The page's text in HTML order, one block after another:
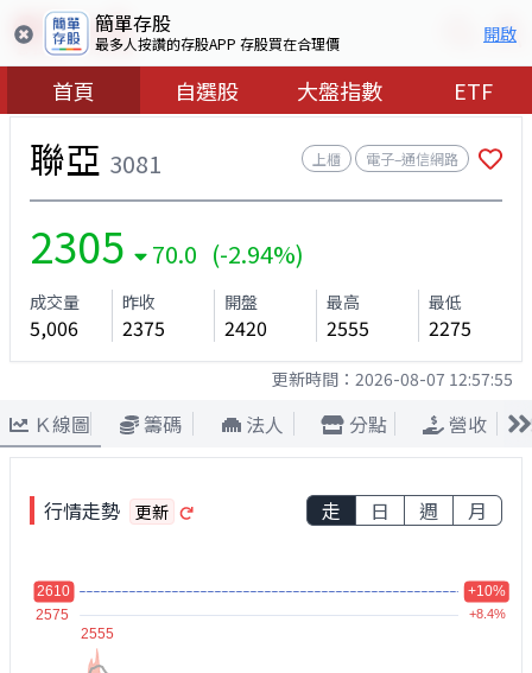
簡單存股
最多人按讚的存股APP 存股買在合理價 開啟
首頁 自選股 大盤指數 ETF
聯亞 3081 上櫃 電子–通信網路
2305 70.0 (-2.94%)
成交量
5,006
昨收
2375
開盤
2420
最高
2555
最低
2275
更新時間： 2026-08-07 12:57:55
Ｋ線圖 籌碼 法人 分點 營收
行情走勢 更新 走 日 週 月